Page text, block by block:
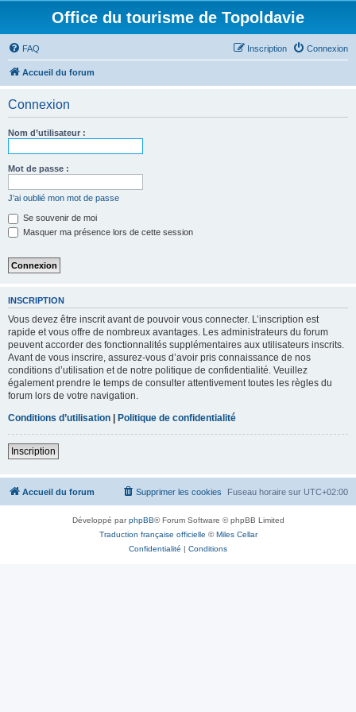
Office du tourisme de Topoldavie
FAQ Connexion
Inscription
Accueil du forum
Connexion
Nom d’utilisateur :
Mot de passe :
J’ai oublié mon mot de passe
Se souvenir de moi
Masquer ma présence lors de cette session
INSCRIPTION
Vous devez être inscrit avant de pouvoir vous connecter. L’inscription est
rapide et vous offre de nombreux avantages. Les administrateurs du forum
peuvent accorder des fonctionnalités supplémentaires aux utilisateurs inscrits.
Avant de vous inscrire, assurez-vous d’avoir pris connaissance de nos
conditions d’utilisation et de notre politique de confidentialité. Veuillez
également prendre le temps de consulter attentivement toutes les règles du
forum lors de votre navigation.
Conditions d’utilisation | Politique de confidentialité
Inscription
Accueil du forum Fuseau horaire sur UTC+02:00
Supprimer les cookies
Développé parphpBB® Forum Software © phpBB Limited
Traduction française officielle ©Miles Cellar
Confidentialité | Conditions